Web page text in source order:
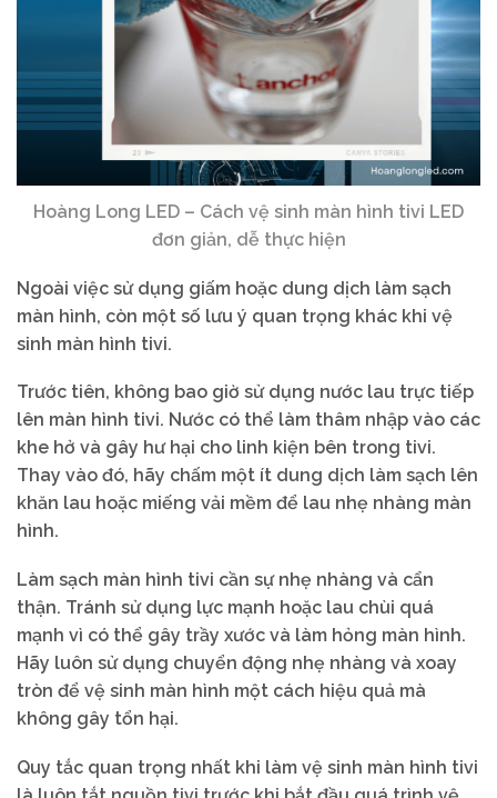
Hoàng Long LED – Cách vệ sinh màn hình tivi LED
đơn giản, dễ thực hiện
Ngoài việc sử dụng giấm hoặc dung dịch làm sạch
màn hình, còn một số lưu ý quan trọng khác khi vệ
sinh màn hình tivi.
Trước tiên, không bao giờ sử dụng nước lau trực tiếp
lên màn hình tivi. Nước có thể làm thâm nhập vào các
khe hở và gây hư hại cho linh kiện bên trong tivi.
Thay vào đó, hãy chấm một ít dung dịch làm sạch lên
khăn lau hoặc miếng vải mềm để lau nhẹ nhàng màn
hình.
Làm sạch màn hình tivi cần sự nhẹ nhàng và cẩn
thận. Tránh sử dụng lực mạnh hoặc lau chùi quá
mạnh vì có thể gây trầy xước và làm hỏng màn hình.
Hãy luôn sử dụng chuyển động nhẹ nhàng và xoay
tròn để vệ sinh màn hình một cách hiệu quả mà
không gây tổn hại.
Quy tắc quan trọng nhất khi làm vệ sinh màn hình tivi